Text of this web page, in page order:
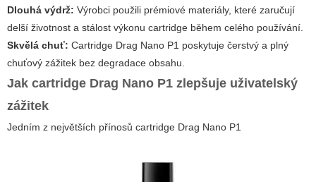
Dlouhá výdrž: Výrobci použili prémiové materiály, které zaručují
delší životnost a stálost výkonu cartridge během celého používání.
Skvělá chuť: Cartridge Drag Nano P1 poskytuje čerstvý a plný
chuťový zážitek bez degradace obsahu.
Jak cartridge Drag Nano P1 zlepšuje uživatelský
zážitek
Jedním z největších přínosů cartridge Drag Nano P1